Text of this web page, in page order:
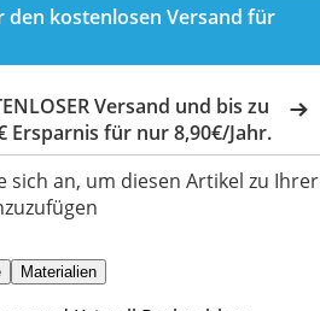
den kostenlosen Versand für
Versand und bis zu
Ersparnis für nur 8,90€/Jahr.
sich an, um diesen Artikel zu Ihrer
Materialien